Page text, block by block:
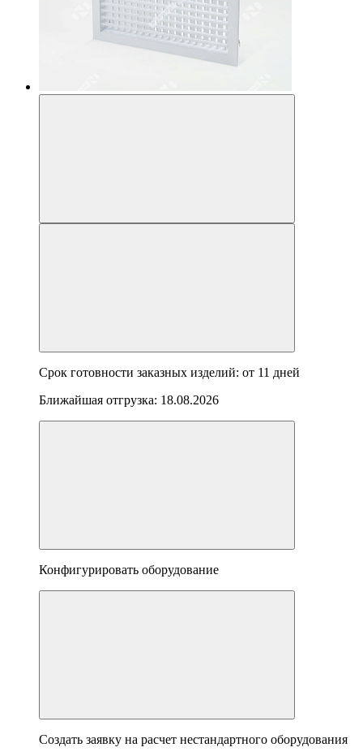
Срок готовности заказных изделий: от 11 дней
Ближайшая отгрузка: 18.08.2026
Конфигурировать оборудование
Создать заявку на расчет нестандартного оборудования